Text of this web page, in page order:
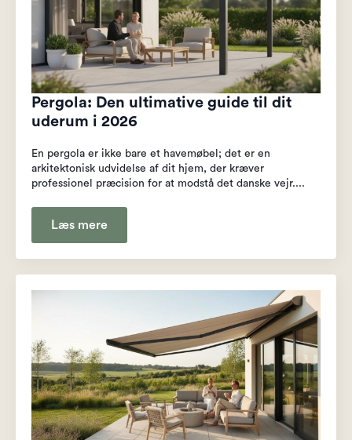
Pergola: Den ultimative guide til dit
uderum i 2026
En pergola er ikke bare et havemøbel; det er en
arkitektonisk udvidelse af dit hjem, der kræver
professionel præcision for at modstå det danske vejr....
Læs mere